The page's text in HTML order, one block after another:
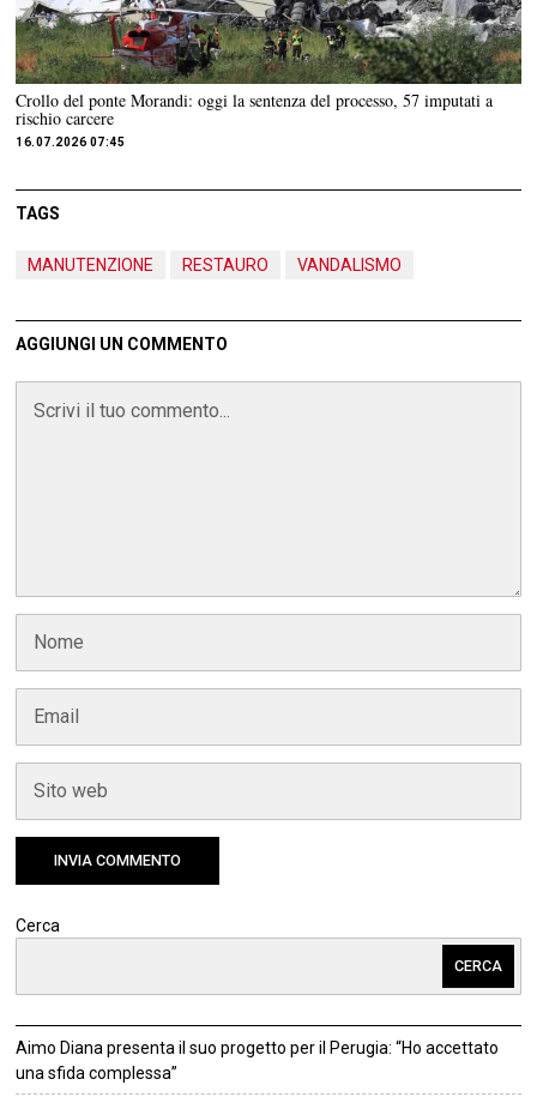
Crollo del ponte Morandi: oggi la sentenza del processo, 57 imputati a
rischio carcere
16.07.2026 07:45
TAGS
MANUTENZIONE RESTAURO VANDALISMO
AGGIUNGI UN COMMENTO
Cerca
CERCA
Aimo Diana presenta il suo progetto per il Perugia: “Ho accettato
una sfida complessa”